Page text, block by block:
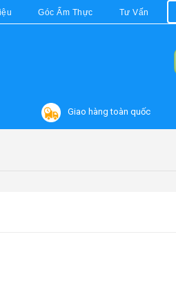
Góc Ẩm Thực Tư Vấn
Giao hàng toàn quốc